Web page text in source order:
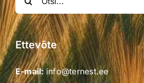
for:
Ettevõte
E-mail:info@ternest.ee